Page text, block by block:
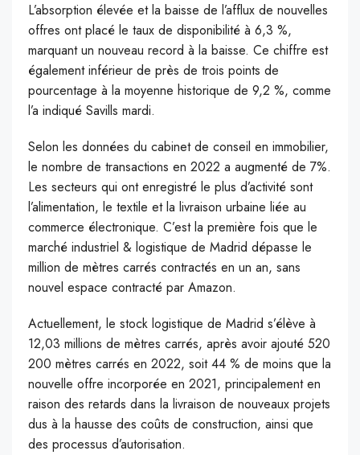
L’absorption élevée et la baisse de l’afflux de nouvelles
offres ont placé le taux de disponibilité à 6,3 %,
marquant un nouveau record à la baisse. Ce chiffre est
également inférieur de près de trois points de
pourcentage à la moyenne historique de 9,2 %, comme
l’a indiqué Savills mardi.
Selon les données du cabinet de conseil en immobilier,
le nombre de transactions en 2022 a augmenté de 7%.
Les secteurs qui ont enregistré le plus d’activité sont
l’alimentation, le textile et la livraison urbaine liée au
commerce électronique. C’est la première fois que le
marché industriel & logistique de Madrid dépasse le
million de mètres carrés contractés en un an, sans
nouvel espace contracté par Amazon.
Actuellement, le stock logistique de Madrid s’élève à
12,03 millions de mètres carrés, après avoir ajouté 520
200 mètres carrés en 2022, soit 44 % de moins que la
nouvelle offre incorporée en 2021, principalement en
raison des retards dans la livraison de nouveaux projets
dus à la hausse des coûts de construction, ainsi que
des processus d’autorisation.